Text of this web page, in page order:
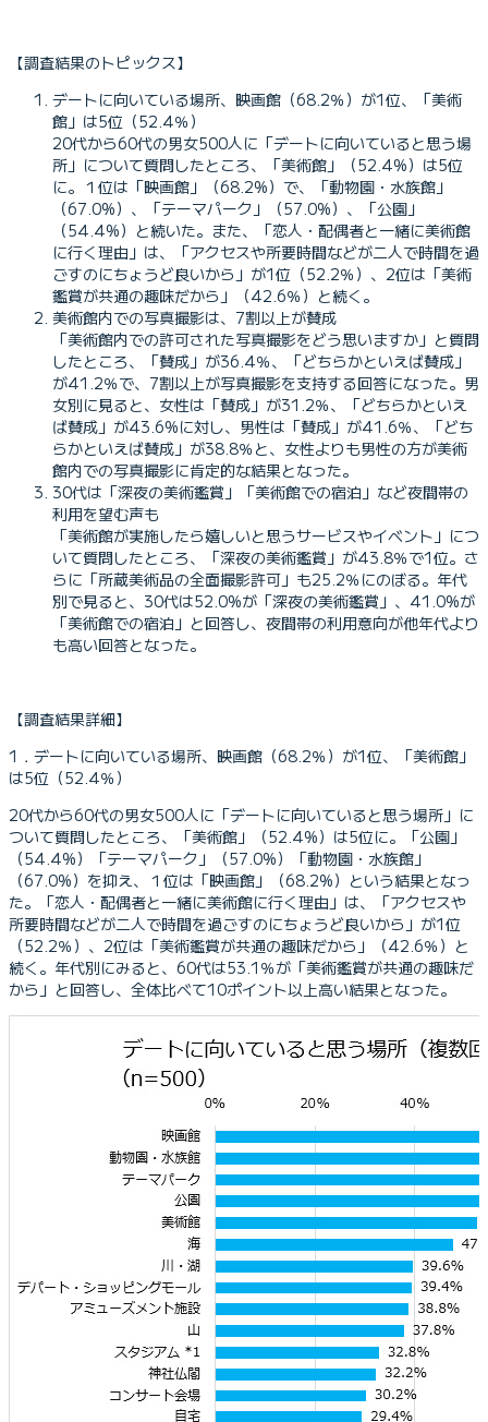
【調査結果のトピックス】
デートに向いている場所、映画館（68.2％）が1位、「美術
館」は5位（52.4％）
20代から60代の男女500人に「デートに向いていると思う場
所」について質問したところ、「美術館」（52.4%）は5位
に。１位は「映画館」（68.2%）で、「動物園・水族館」
（67.0%）、「テーマパーク」（57.0%）、「公園」
（54.4%）と続いた。また、「恋人・配偶者と一緒に美術館
に行く理由」は、「アクセスや所要時間などが二人で時間を過
ごすのにちょうど良いから」が1位（52.2％）、2位は「美術
鑑賞が共通の趣味だから」（42.6％）と続く。
美術館内での写真撮影は、7割以上が賛成
「美術館内での許可された写真撮影をどう思いますか」と質問
したところ、「賛成」が36.4％、「どちらかといえば賛成」
が41.2％で、7割以上が写真撮影を支持する回答になった。男
女別に見ると、女性は「賛成」が31.2％、「どちらかといえ
ば賛成」が43.6%に対し、男性は「賛成」が41.6％、「どち
らかといえば賛成」が38.8％と、女性よりも男性の方が美術
館内での写真撮影に肯定的な結果となった。
30代は「深夜の美術鑑賞」「美術館での宿泊」など夜間帯の
利用を望む声も
「美術館が実施したら嬉しいと思うサービスやイベント」につ
いて質問したところ、「深夜の美術鑑賞」が43.8％で1位。さ
らに「所蔵美術品の全面撮影許可」も25.2％にのぼる。年代
別で見ると、30代は52.0%が「深夜の美術鑑賞」、41.0%が
「美術館での宿泊」と回答し、夜間帯の利用意向が他年代より
も高い回答となった。
【調査結果詳細】
1．デートに向いている場所、映画館（68.2％）が1位、「美術館」
は5位（52.4％）
20代から60代の男女500人に「デートに向いていると思う場所」に
ついて質問したところ、「美術館」（52.4%）は5位に。「公園」
（54.4%）「テーマパーク」（57.0%）「動物園・水族館」
（67.0%）を抑え、１位は「映画館」（68.2%）という結果となっ
た。「恋人・配偶者と一緒に美術館に行く理由」は、「アクセスや
所要時間などが二人で時間を過ごすのにちょうど良いから」が1位
（52.2％）、2位は「美術鑑賞が共通の趣味だから」（42.6％）と
続く。年代別にみると、60代は53.1％が「美術鑑賞が共通の趣味だ
から」と回答し、全体比べて10ポイント以上高い結果となった。